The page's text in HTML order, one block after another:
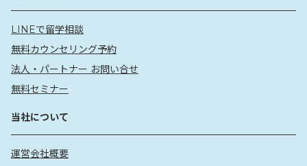
LINEで留学相談
無料カウンセリング予約
法人・パートナー お問い合せ
無料セミナー
当社について
運営会社概要